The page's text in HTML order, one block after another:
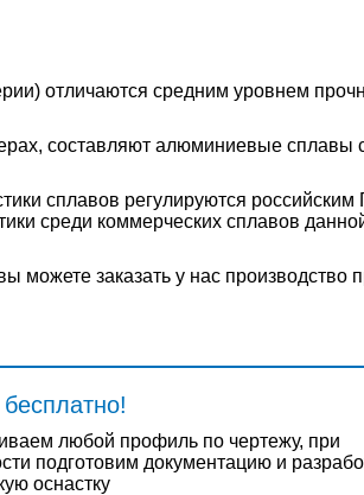
отличаются средним уровнем
составляют алюминиевые сплавы
сплавов регулируются
среди коммерческих сплавов
заказать у нас производство
любой профиль по чертежу, при
подготовим документацию и
оснастку